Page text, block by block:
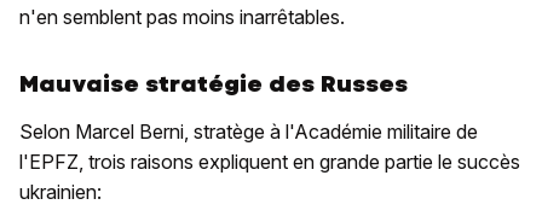
n'en semblent pas moins inarrêtables.
Mauvaise stratégie des Russes
Selon Marcel Berni, stratège à l'Académie militaire de
l'EPFZ, trois raisons expliquent en grande partie le succès
ukrainien: